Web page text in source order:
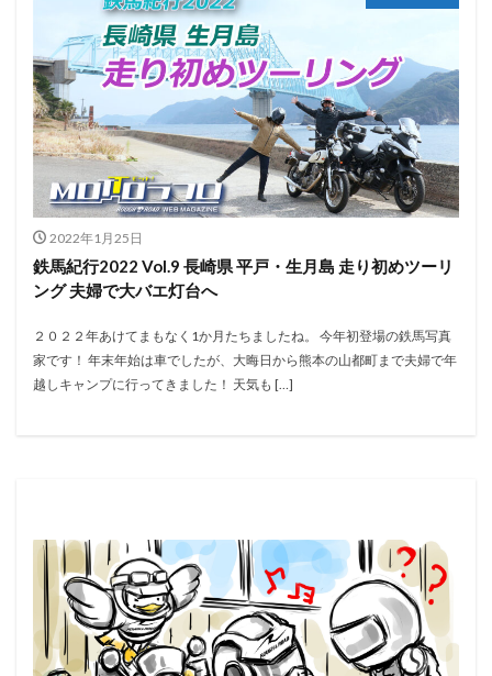
2022年1月25日
鉄馬紀行2022 Vol.9 長崎県 平戸・生月島 走り初めツーリ
ング 夫婦で大バエ灯台へ
２０２２年あけてまもなく1か月たちましたね。 今年初登場の鉄馬写真
家です！ 年末年始は車でしたが、大晦日から熊本の山都町まで夫婦で年
越しキャンプに行ってきました！ 天気も […]